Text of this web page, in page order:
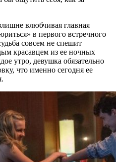
влюбчивая главная
в первого встречного
совсем не спешит
красавцем из ее ночных
утро, девушка обязательно
что именно сегодня ее